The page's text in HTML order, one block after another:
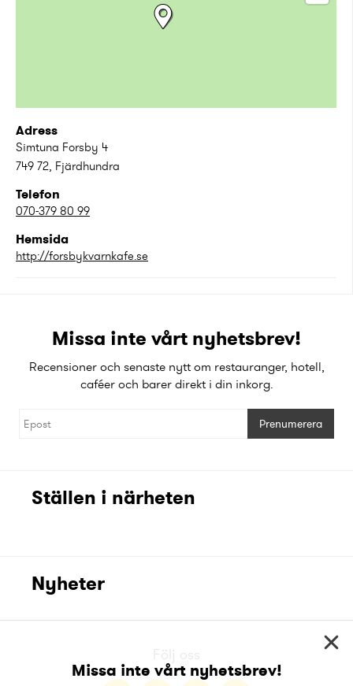
Adress
Simtuna Forsby 4
749 72, Fjärdhundra
Telefon
070-379 80 99
Hemsida
http://forsbykvarnkafe.se
Missa inte vårt nyhetsbrev!
Recensioner och senaste nytt om restauranger, hotell,
caféer och barer direkt i din inkorg.
Prenumerera
Ställen i närheten
Nyheter
Följ oss
Missa inte vårt nyhetsbrev!